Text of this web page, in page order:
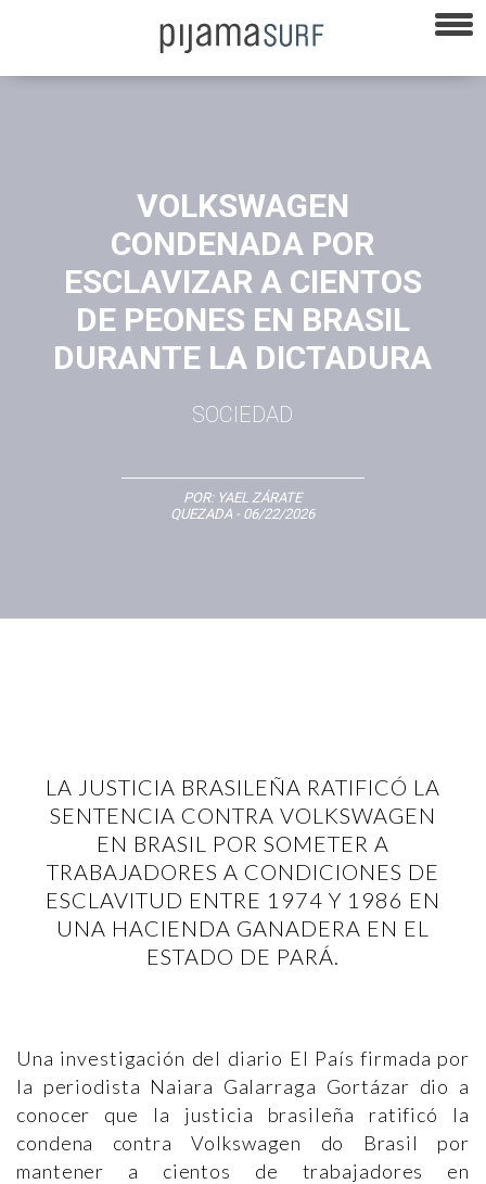
VOLKSWAGEN
CONDENADA POR
ESCLAVIZAR A CIENTOS
DE PEONES EN BRASIL
DURANTE LA DICTADURA
SOCIEDAD
POR: YAEL ZÁRATE
QUEZADA - 06/22/2026
LA JUSTICIA BRASILEÑA RATIFICÓ LA
SENTENCIA CONTRA VOLKSWAGEN
EN BRASIL POR SOMETER A
TRABAJADORES A CONDICIONES DE
ESCLAVITUD ENTRE 1974 Y 1986 EN
UNA HACIENDA GANADERA EN EL
ESTADO DE PARÁ.
Una investigación del diario El País firmada por
la periodista Naiara Galarraga Gortázar dio a
conocer que la justicia brasileña ratificó la
condena contra Volkswagen do Brasil por
mantener a cientos de trabajadores en